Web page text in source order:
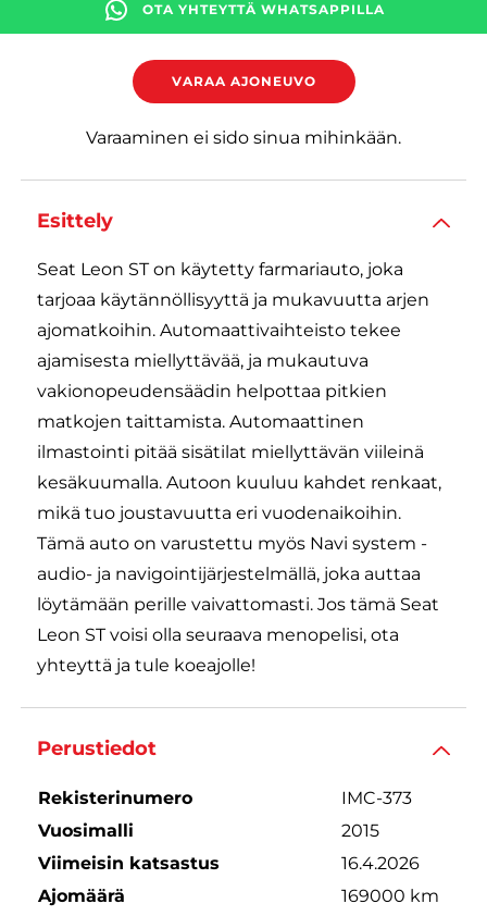
OTA YHTEYTTÄ WHATSAPPILLA
VARAA AJONEUVO
Varaaminen ei sido sinua mihinkään.
Esittely
Seat Leon ST on käytetty farmariauto, joka
tarjoaa käytännöllisyyttä ja mukavuutta arjen
ajomatkoihin. Automaattivaihteisto tekee
ajamisesta miellyttävää, ja mukautuva
vakionopeudensäädin helpottaa pitkien
matkojen taittamista. Automaattinen
ilmastointi pitää sisätilat miellyttävän viileinä
kesäkuumalla. Autoon kuuluu kahdet renkaat,
mikä tuo joustavuutta eri vuodenaikoihin.
Tämä auto on varustettu myös Navi system -
audio- ja navigointijärjestelmällä, joka auttaa
löytämään perille vaivattomasti. Jos tämä Seat
Leon ST voisi olla seuraava menopelisi, ota
yhteyttä ja tule koeajolle!
Perustiedot
Rekisterinumero
IMC-373
Vuosimalli
2015
Viimeisin katsastus
16.4.2026
Ajomäärä
169000 km